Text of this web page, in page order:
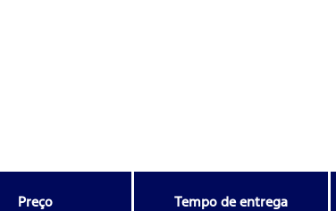
Preço Tempo de entrega